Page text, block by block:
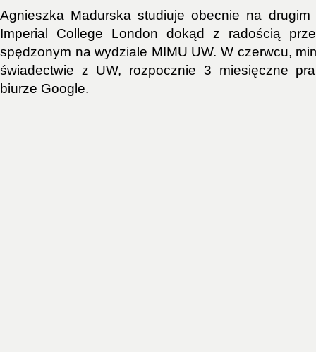
Agnieszka Madurska studiuje obecnie na
Imperial College London dokąd z radością
spędzonym na wydziale MIMU UW. W czerwcu,
świadectwie z UW, rozpocznie 3 miesięczne
biurze Google.